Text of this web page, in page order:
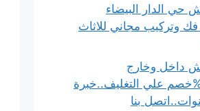
حي الدار البيضاء
فك وتركيب مجاني للاثاث
داخل وخارج
علي التغليف..خبرة